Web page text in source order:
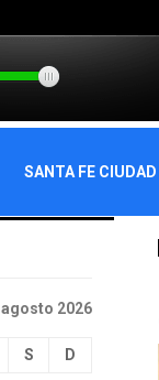
SANTA FE CIUDAD
agosto 2026
S D